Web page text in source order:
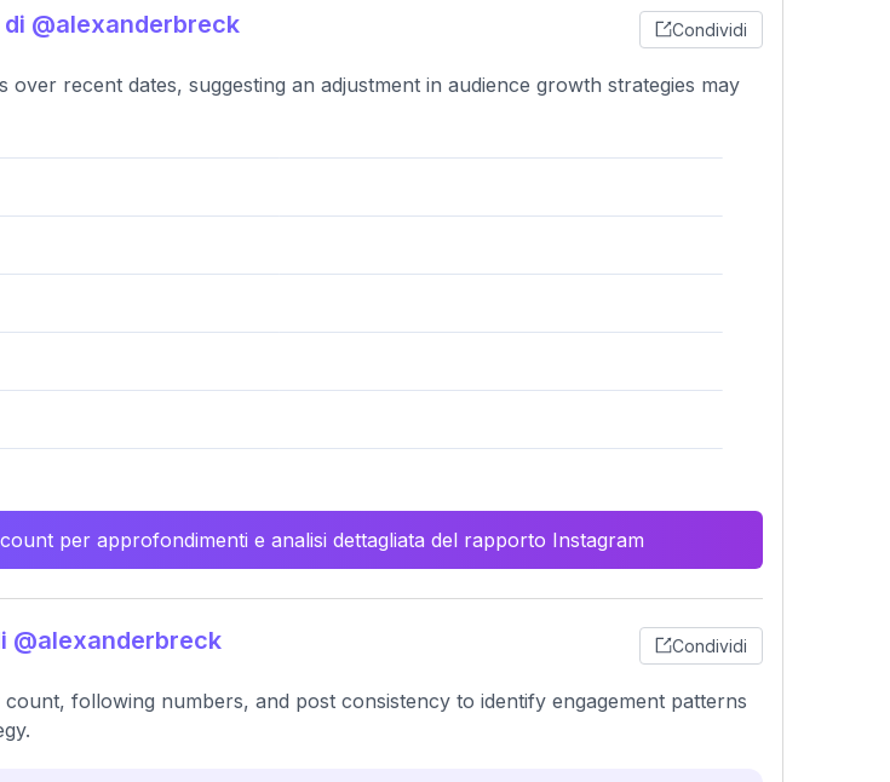
@alexanderbreck Condividi
over recent dates, suggesting an adjustment in audience growth strategies may
per approfondimenti e analisi dettagliata del rapporto Instagram
@alexanderbreck Condividi
following numbers, and post consistency to identify engagement patterns